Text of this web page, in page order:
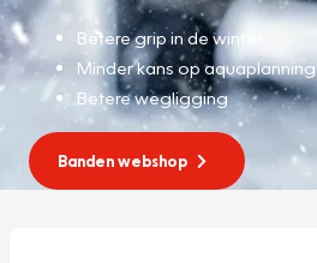
Betere grip in de winter
Minder kans op aquaplanning
Betere wegligging
Banden webshop